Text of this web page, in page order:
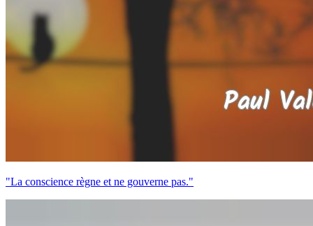
"La conscience règne et ne gouverne pas."